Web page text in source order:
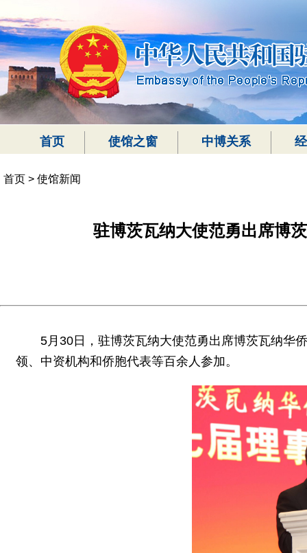
首页 使馆之窗 中博关系
首页 > 使馆新闻
驻博茨瓦纳大使范勇出席博
5月30日，驻博茨瓦纳大使范勇出席博茨瓦纳华
领、中资机构和侨胞代表等百余人参加。